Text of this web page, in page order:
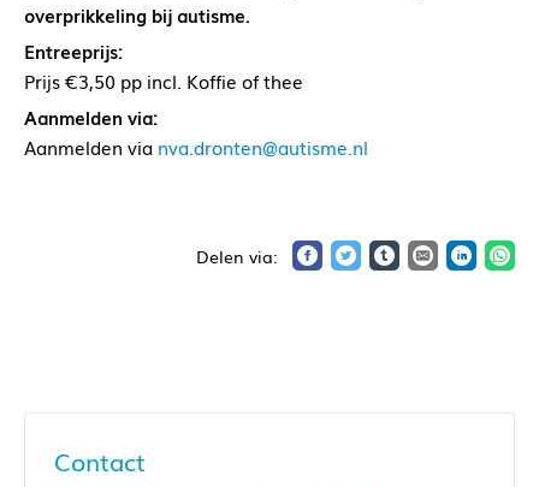
overprikkeling bij autisme.
Entreeprijs:
Prijs €3,50 pp incl. Koffie of thee
Aanmelden via:
Aanmelden via nva.dronten@autisme.nl
Contact